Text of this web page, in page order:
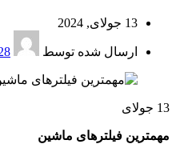
13 جولای, 2024
ارسال شده توسط
13 جولای
مهمترین فیلترهای ماشین